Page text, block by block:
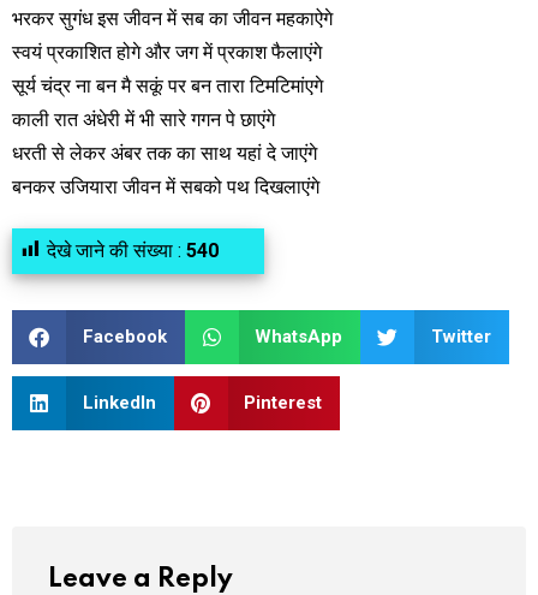
भरकर सुगंध इस जीवन में सब का जीवन महकाऐगे
स्वयं प्रकाशित होगे और जग में प्रकाश फैलाएंगे
सूर्य चंद्र ना बन मै सकूं पर बन तारा टिमटिमांएगे
काली रात अंधेरी में भी सारे गगन पे छाएंगे
धरती से लेकर अंबर तक का साथ यहां दे जाएंगे
बनकर उजियारा जीवन में सबको पथ दिखलाएंगे
देखे जाने की संख्या : 540
Facebook WhatsApp Twitter
LinkedIn Pinterest
Leave a Reply